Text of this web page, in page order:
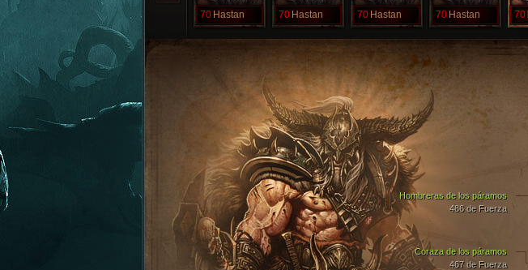
70 Hastan 70 Hastan 70 Hastan 70 Hastan 70
Coraza de los páramos
467 de Fuerza
Hombreras de los páramos
486 de Fuerza